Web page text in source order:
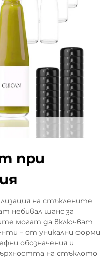
при
на стъклените
небивал шанс за
могат да включват
– от уникални форми
обозначения и
на стъклото